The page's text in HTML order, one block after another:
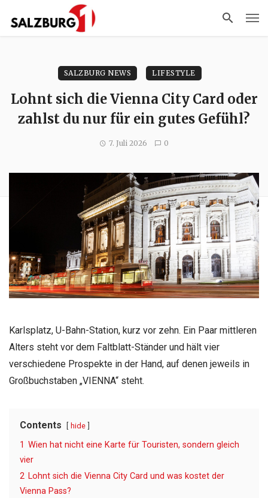
SALZBURG NEWS LIFESTYLE
Lohnt sich die Vienna City Card oder
zahlst du nur für ein gutes Gefühl?
7. Juli 2026 0
Karlsplatz, U-Bahn-Station, kurz vor zehn. Ein Paar mittleren
Alters steht vor dem Faltblatt-Ständer und hält vier
verschiedene Prospekte in der Hand, auf denen jeweils in
Großbuchstaben „VIENNA“ steht.
Contents hide
1 Wien hat nicht eine Karte für Touristen, sondern gleich
vier
2 Lohnt sich die Vienna City Card und was kostet der
Vienna Pass?